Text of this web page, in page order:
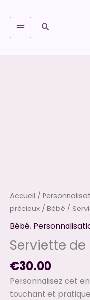
contenu
Rechercher
Accueil /
précieux / Bébé /
Bébé,
Serviette de
€30.00
Personnalisez cet
touchant et